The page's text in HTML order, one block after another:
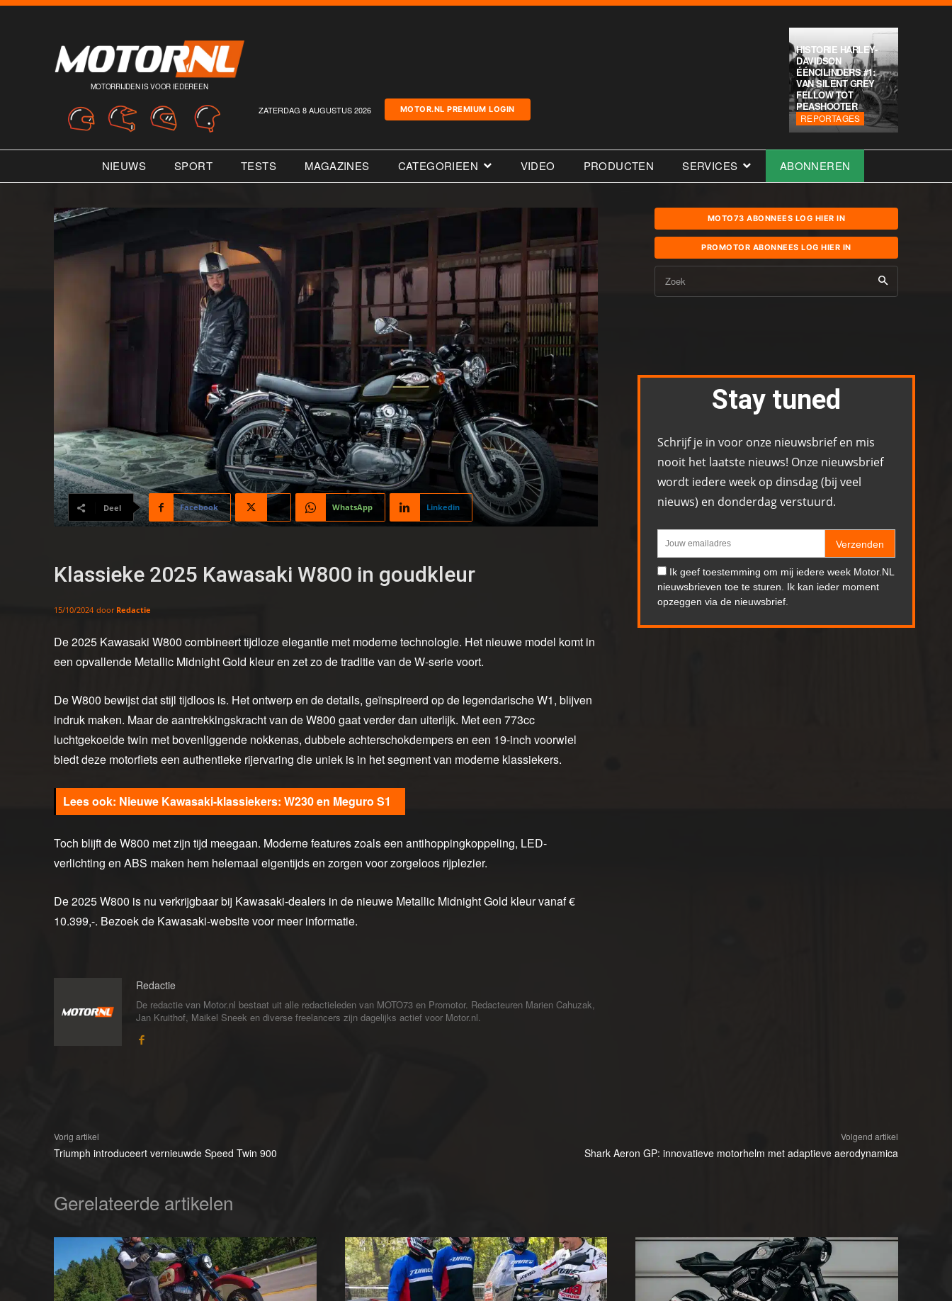
MOTORRIJDEN IS VOOR IEDEREEN
ZATERDAG 8 AUGUSTUS 2026 MOTOR.NL PREMIUM LOGIN
HISTORIE HARLEY-
DAVIDSON
ÉÉNCILINDERS #1:
VAN SILENT GREY
FELLOW TOT
PEASHOOTER
REPORTAGES
NIEUWS SPORT TESTS MAGAZINES CATEGORIEEN VIDEO PRODUCTEN SERVICES ABONNEREN
Deel Facebook WhatsApp Linkedin
Klassieke 2025 Kawasaki W800 in goudkleur
15/10/2024 door Redactie
De 2025 Kawasaki W800 combineert tijdloze elegantie met moderne technologie. Het nieuwe model komt in
een opvallende Metallic Midnight Gold kleur en zet zo de traditie van de W-serie voort.
De W800 bewijst dat stijl tijdloos is. Het ontwerp en de details, geïnspireerd op de legendarische W1, blijven
indruk maken. Maar de aantrekkingskracht van de W800 gaat verder dan uiterlijk. Met een 773cc
luchtgekoelde twin met bovenliggende nokkenas, dubbele achterschokdempers en een 19-inch voorwiel
biedt deze motorfiets een authentieke rijervaring die uniek is in het segment van moderne klassiekers.
Nieuwe Kawasaki-klassiekers: W230 en Meguro S1
Toch blijft de W800 met zijn tijd meegaan. Moderne features zoals een antihoppingkoppeling, LED-
verlichting en ABS maken hem helemaal eigentijds en zorgen voor zorgeloos rijplezier.
De 2025 W800 is nu verkrijgbaar bij Kawasaki-dealers in de nieuwe Metallic Midnight Gold kleur vanaf €
10.399,-. Bezoek de Kawasaki-website voor meer informatie.
Redactie
De redactie van Motor.nl bestaat uit alle redactieleden van MOTO73 en Promotor. Redacteuren Marien Cahuzak,
Jan Kruithof, Maikel Sneek en diverse freelancers zijn dagelijks actief voor Motor.nl.
MOTO73 ABONNEES LOG HIER IN
PROMOTOR ABONNEES LOG HIER IN
Zoek
Stay tuned
Schrijf je in voor onze nieuwsbrief en mis
nooit het laatste nieuws! Onze nieuwsbrief
wordt iedere week op dinsdag (bij veel
nieuws) en donderdag verstuurd.
Verzenden
Ik geef toestemming om mij iedere week Motor.NL
nieuwsbrieven toe te sturen. Ik kan ieder moment
opzeggen via de nieuwsbrief.
Vorig artikel
Triumph introduceert vernieuwde Speed Twin 900
Volgend artikel
Shark Aeron GP: innovatieve motorhelm met adaptieve aerodynamica
Gerelateerde artikelen